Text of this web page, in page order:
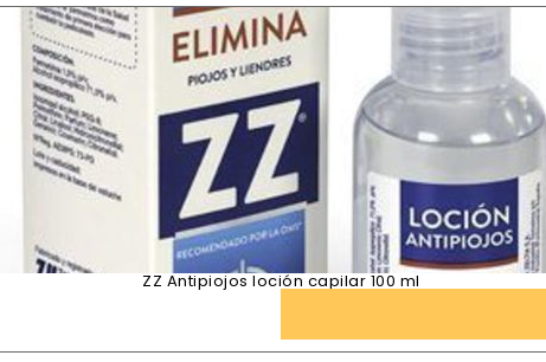
ZZ Antipiojos loción capilar 100 ml